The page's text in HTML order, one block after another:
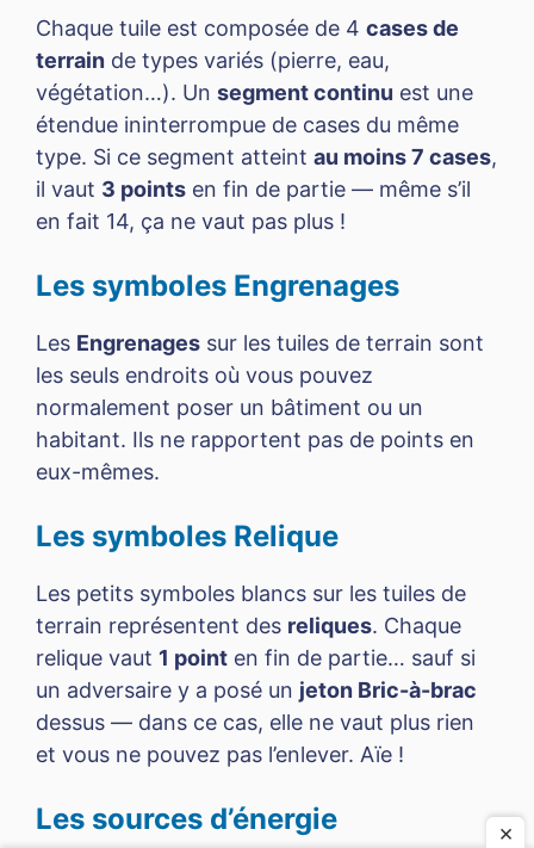
Chaque tuile est composée de 4 cases de
terrain de types variés (pierre, eau,
végétation…). Un segment continu est une
étendue ininterrompue de cases du même
type. Si ce segment atteint au moins 7 cases,
il vaut 3 points en fin de partie — même s’il
en fait 14, ça ne vaut pas plus !
Les symboles Engrenages
Les Engrenages sur les tuiles de terrain sont
les seuls endroits où vous pouvez
normalement poser un bâtiment ou un
habitant. Ils ne rapportent pas de points en
eux-mêmes.
Les symboles Relique
Les petits symboles blancs sur les tuiles de
terrain représentent des reliques. Chaque
relique vaut 1 point en fin de partie… sauf si
un adversaire y a posé un jeton Bric-à-brac
dessus — dans ce cas, elle ne vaut plus rien
et vous ne pouvez pas l’enlever. Aïe !
Les sources d’énergie ×